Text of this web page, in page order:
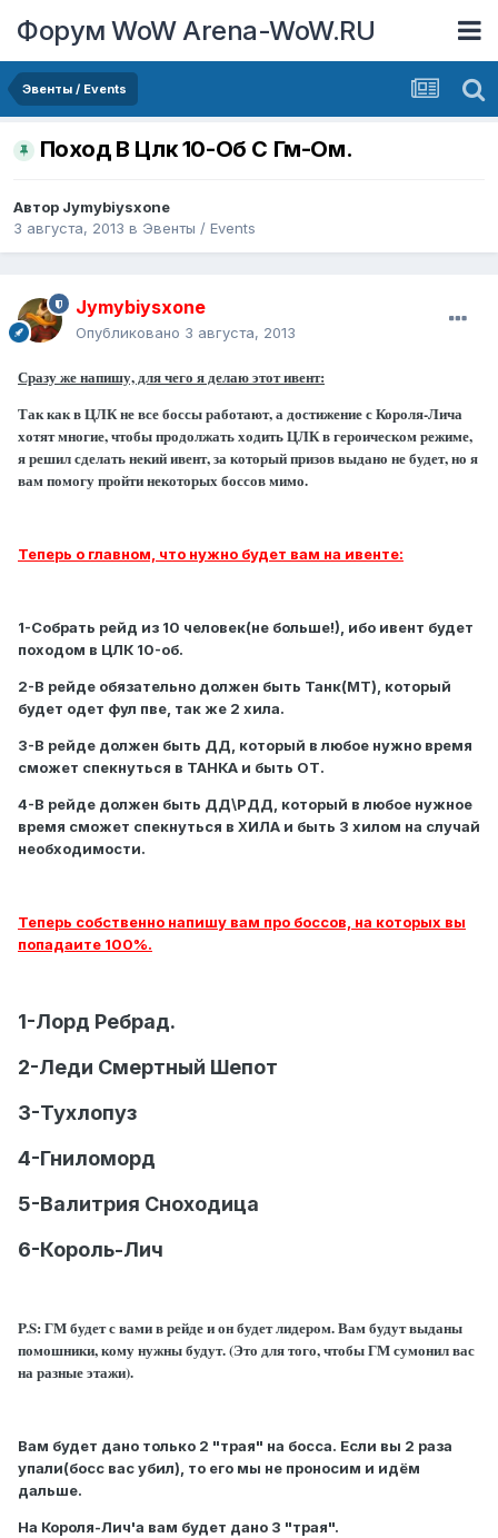
Форум WoW Arena-WoW.RU
Эвенты / Events
Поход В Цлк 10-Об С Гм-Ом.
Автор Jymybiysxone
3 августа, 2013 в Эвенты / Events
Jymybiysxone
Опубликовано 3 августа, 2013
Сразу же напишу, для чего я делаю этот ивент:
Так как в ЦЛК не все боссы работают, а достижение с Короля-Лича
хотят многие, чтобы продолжать ходить ЦЛК в героическом режиме,
я решил сделать некий ивент, за который призов выдано не будет, но я
вам помогу пройти некоторых боссов мимо.
Теперь о главном, что нужно будет вам на ивенте:
1-Собрать рейд из 10 человек(не больше!), ибо ивент будет
походом в ЦЛК 10-об.
2-В рейде обязательно должен быть Танк(МТ), который
будет одет фул пве, так же 2 хила.
3-В рейде должен быть ДД, который в любое нужно время
сможет спекнуться в ТАНКА и быть ОТ.
4-В рейде должен быть ДД\РДД, который в любое нужное
время сможет спекнуться в ХИЛА и быть 3 хилом на случай
необходимости.
Теперь собственно напишу вам про боссов, на которых вы
попадаите 100%.
1-Лорд Ребрад.
2-Леди Смертный Шепот
3-Тухлопуз
4-Гниломорд
5-Валитрия Сноходица
6-Король-Лич
P.S: ГМ будет с вами в рейде и он будет лидером. Вам будут выданы
помошники, кому нужны будут. (Это для того, чтобы ГМ сумонил вас
на разные этажи).
Вам будет дано только 2 "трая" на босса. Если вы 2 раза
упали(босс вас убил), то его мы не проносим и идём
дальше.
На Короля-Лич'a вам будет дано 3 "трая".